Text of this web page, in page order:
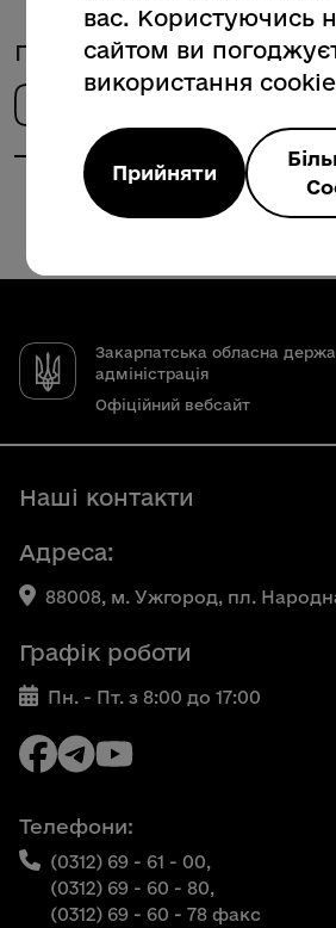
Поділитись новиною
Закарпатська обласна
адміністрація
Офіційний вебсайт
Наші контакти
Адреса:
88008, м. Ужгород, пл.
Графік роботи
Пн. - Пт. з 8:00 до 17:00
Телефони:
(0312) 69 - 61 - 00,
(0312) 69 - 60 - 80,
(0312) 69 - 60 - 78 факс
вас. Користуючись
сайтом ви
використання
Прийняти